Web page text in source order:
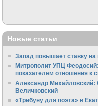
Новые статьи
Запад повышает ставку
Митрополит УПЦ
показателем отношения к
Алек­сандр Михайловский:
Величковский
«Трибуну для поэта» в